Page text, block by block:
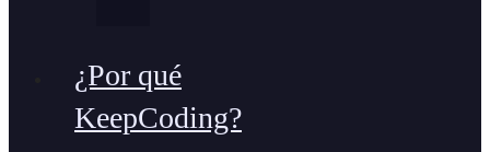
¿Por qué
KeepCoding?